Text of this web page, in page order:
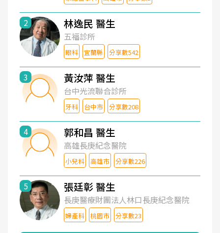
2 林逸民 醫生
五福診所
眼科 宜蘭縣 分享數542
3 黃汝萍 醫生
台中光流聯合診所
牙科 台中市 分享數208
4 郭和昌 醫生
高雄長庚紀念醫院
小兒科 高雄市 分享數226
5 張廷彰 醫生
長庚醫療財團法人林口長庚紀念醫院
婦產科 桃園市 分享數23